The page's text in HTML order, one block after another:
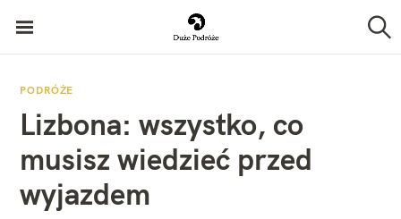
z
PODRÓŻE
Lizbona: wszystko, co
musisz wiedzieć przed
wyjazdem